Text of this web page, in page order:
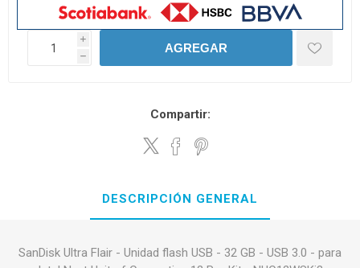
i
h
AGREGAR
Compartir:
DESCRIPCIÓN GENERAL
SanDisk Ultra Flair - Unidad flash USB - 32 GB - USB 3.0 - para